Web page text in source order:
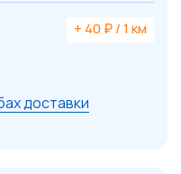
+ 40 ₽ / 1 км
доставки